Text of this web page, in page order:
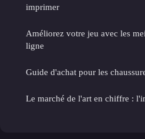
imprimer
Améliorez votre jeu avec les
ligne
Guide d'achat pour les
Le marché de l'art en chiffre :